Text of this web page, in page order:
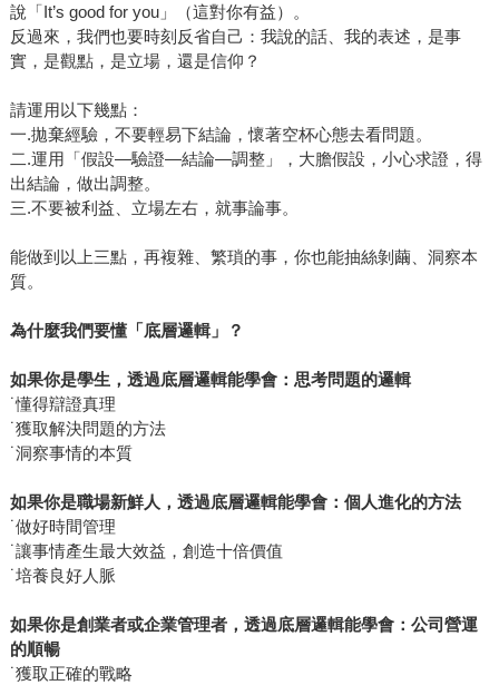
說「It’s good for you」（這對你有益）。
反過來，我們也要時刻反省自己：我說的話、我的表述，是事
實，是觀點，是立場，還是信仰？
請運用以下幾點：
一.拋棄經驗，不要輕易下結論，懷著空杯心態去看問題。
二.運用「假設—驗證—結論—調整」，大膽假設，小心求證，得
出結論，做出調整。
三.不要被利益、立場左右，就事論事。
能做到以上三點，再複雜、繁瑣的事，你也能抽絲剝繭、洞察本
質。
為什麼我們要懂「底層邏輯」？
如果你是學生，透過底層邏輯能學會：思考問題的邏輯
˙懂得辯證真理
˙獲取解決問題的方法
˙洞察事情的本質
如果你是職場新鮮人，透過底層邏輯能學會：個人進化的方法
˙做好時間管理
˙讓事情產生最大效益，創造十倍價值
˙培養良好人脈
如果你是創業者或企業管理者，透過底層邏輯能學會：公司營運
的順暢
˙獲取正確的戰略